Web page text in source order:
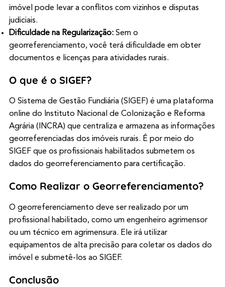
imóvel pode levar a conflitos com vizinhos e disputas
judiciais.
Dificuldade na Regularização:Sem o
georreferenciamento, você terá dificuldade em obter
documentos e licenças para atividades rurais.
O que é o SIGEF?
O Sistema de Gestão Fundiária (SIGEF) é uma plataforma
online do Instituto Nacional de Colonização e Reforma
Agrária (INCRA) que centraliza e armazena as informações
georreferenciadas dos imóveis rurais. É por meio do
SIGEF que os profissionais habilitados submetem os
dados do georreferenciamento para certificação.
Como Realizar o Georreferenciamento?
O georreferenciamento deve ser realizado por um
profissional habilitado, como um engenheiro agrimensor
ou um técnico em agrimensura. Ele irá utilizar
equipamentos de alta precisão para coletar os dados do
imóvel e submetê-los ao SIGEF.
Conclusão